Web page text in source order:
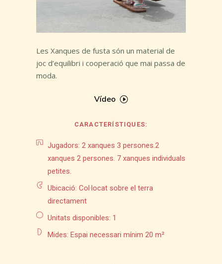
Les Xanques de fusta són un material de
joc d’equilibri i cooperació que mai passa de
moda.
Vídeo
CARACTERÍSTIQUES:
Jugadors: 2 xanques 3 persones.2
xanques 2 persones. 7 xanques individuals
petites.
Ubicació: Col·locat sobre el terra
directament
Unitats disponibles: 1
Mides: Espai necessari mínim 20 m²